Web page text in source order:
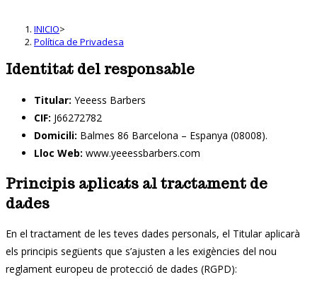
INICIO>
Política de Privadesa
Identitat del responsable
Titular: Yeeess Barbers
CIF: J66272782
Domicili: Balmes 86 Barcelona – Espanya (08008).
Lloc Web: www.yeeessbarbers.com
Principis aplicats al tractament de
dades
En el tractament de les teves dades personals, el Titular aplicarà
els principis següents que s’ajusten a les exigències del nou
reglament europeu de protecció de dades (RGPD):